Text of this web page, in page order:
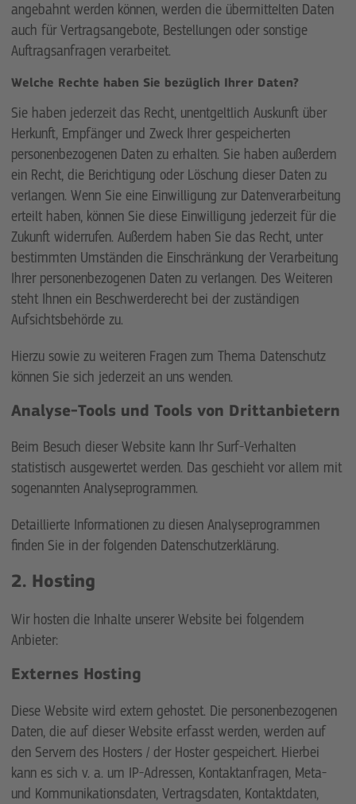
angebahnt werden können, werden die übermittelten Daten
auch für Vertragsangebote, Bestellungen oder sonstige
Auftragsanfragen verarbeitet.
Welche Rechte haben Sie bezüglich Ihrer Daten?
Sie haben jederzeit das Recht, unentgeltlich Auskunft über
Herkunft, Empfänger und Zweck Ihrer gespeicherten
personenbezogenen Daten zu erhalten. Sie haben außerdem
ein Recht, die Berichtigung oder Löschung dieser Daten zu
verlangen. Wenn Sie eine Einwilligung zur Datenverarbeitung
erteilt haben, können Sie diese Einwilligung jederzeit für die
Zukunft widerrufen. Außerdem haben Sie das Recht, unter
bestimmten Umständen die Einschränkung der Verarbeitung
Ihrer personenbezogenen Daten zu verlangen. Des Weiteren
steht Ihnen ein Beschwerderecht bei der zuständigen
Aufsichtsbehörde zu.
Hierzu sowie zu weiteren Fragen zum Thema Datenschutz
können Sie sich jederzeit an uns wenden.
Analyse-Tools und Tools von Dritt­anbietern
Beim Besuch dieser Website kann Ihr Surf-Verhalten
statistisch ausgewertet werden. Das geschieht vor allem mit
sogenannten Analyseprogrammen.
Detaillierte Informationen zu diesen Analyseprogrammen
finden Sie in der folgenden Datenschutzerklärung.
2. Hosting
Wir hosten die Inhalte unserer Website bei folgendem
Anbieter:
Externes Hosting
Diese Website wird extern gehostet. Die personenbezogenen
Daten, die auf dieser Website erfasst werden, werden auf
den Servern des Hosters / der Hoster gespeichert. Hierbei
kann es sich v. a. um IP-Adressen, Kontaktanfragen, Meta-
und Kommunikationsdaten, Vertragsdaten, Kontaktdaten,